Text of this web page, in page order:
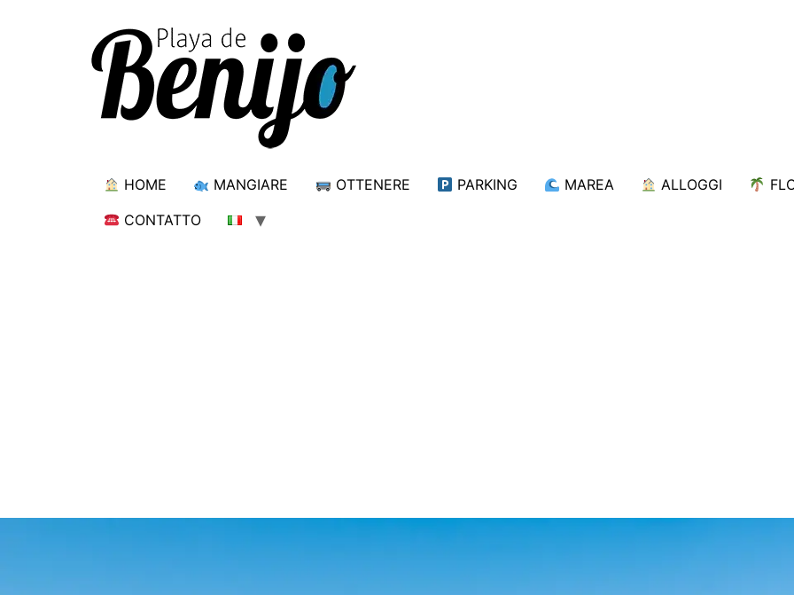
HOME MANGIARE OTTENERE PARKING MAREA ALLOGGI
CONTATTO